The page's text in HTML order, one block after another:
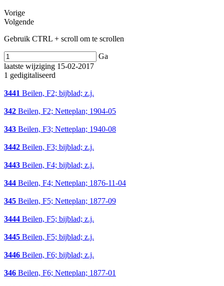
Vorige
Volgende
Gebruik CTRL + scroll om te scrollen
Ga
laatste wijziging 15-02-2017
1 gedigitaliseerd
3441 Beilen, F2; bijblad; z.j.
342 Beilen, F2; Netteplan; 1904-05
343 Beilen, F3; Netteplan; 1940-08
3442 Beilen, F3; bijblad; z.j.
3443 Beilen, F4; bijblad; z.j.
344 Beilen, F4; Netteplan; 1876-11-04
345 Beilen, F5; Netteplan; 1877-09
3444 Beilen, F5; bijblad; z.j.
3445 Beilen, F5; bijblad; z.j.
3446 Beilen, F6; bijblad; z.j.
346 Beilen, F6; Netteplan; 1877-01